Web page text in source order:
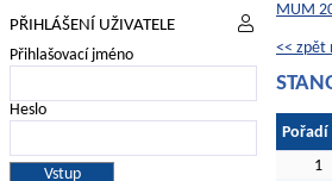
PŘIHLÁŠENÍ UŽIVATELE
Přihlašovací jméno
Heslo
MUM
<< zpět
Pořadí
1